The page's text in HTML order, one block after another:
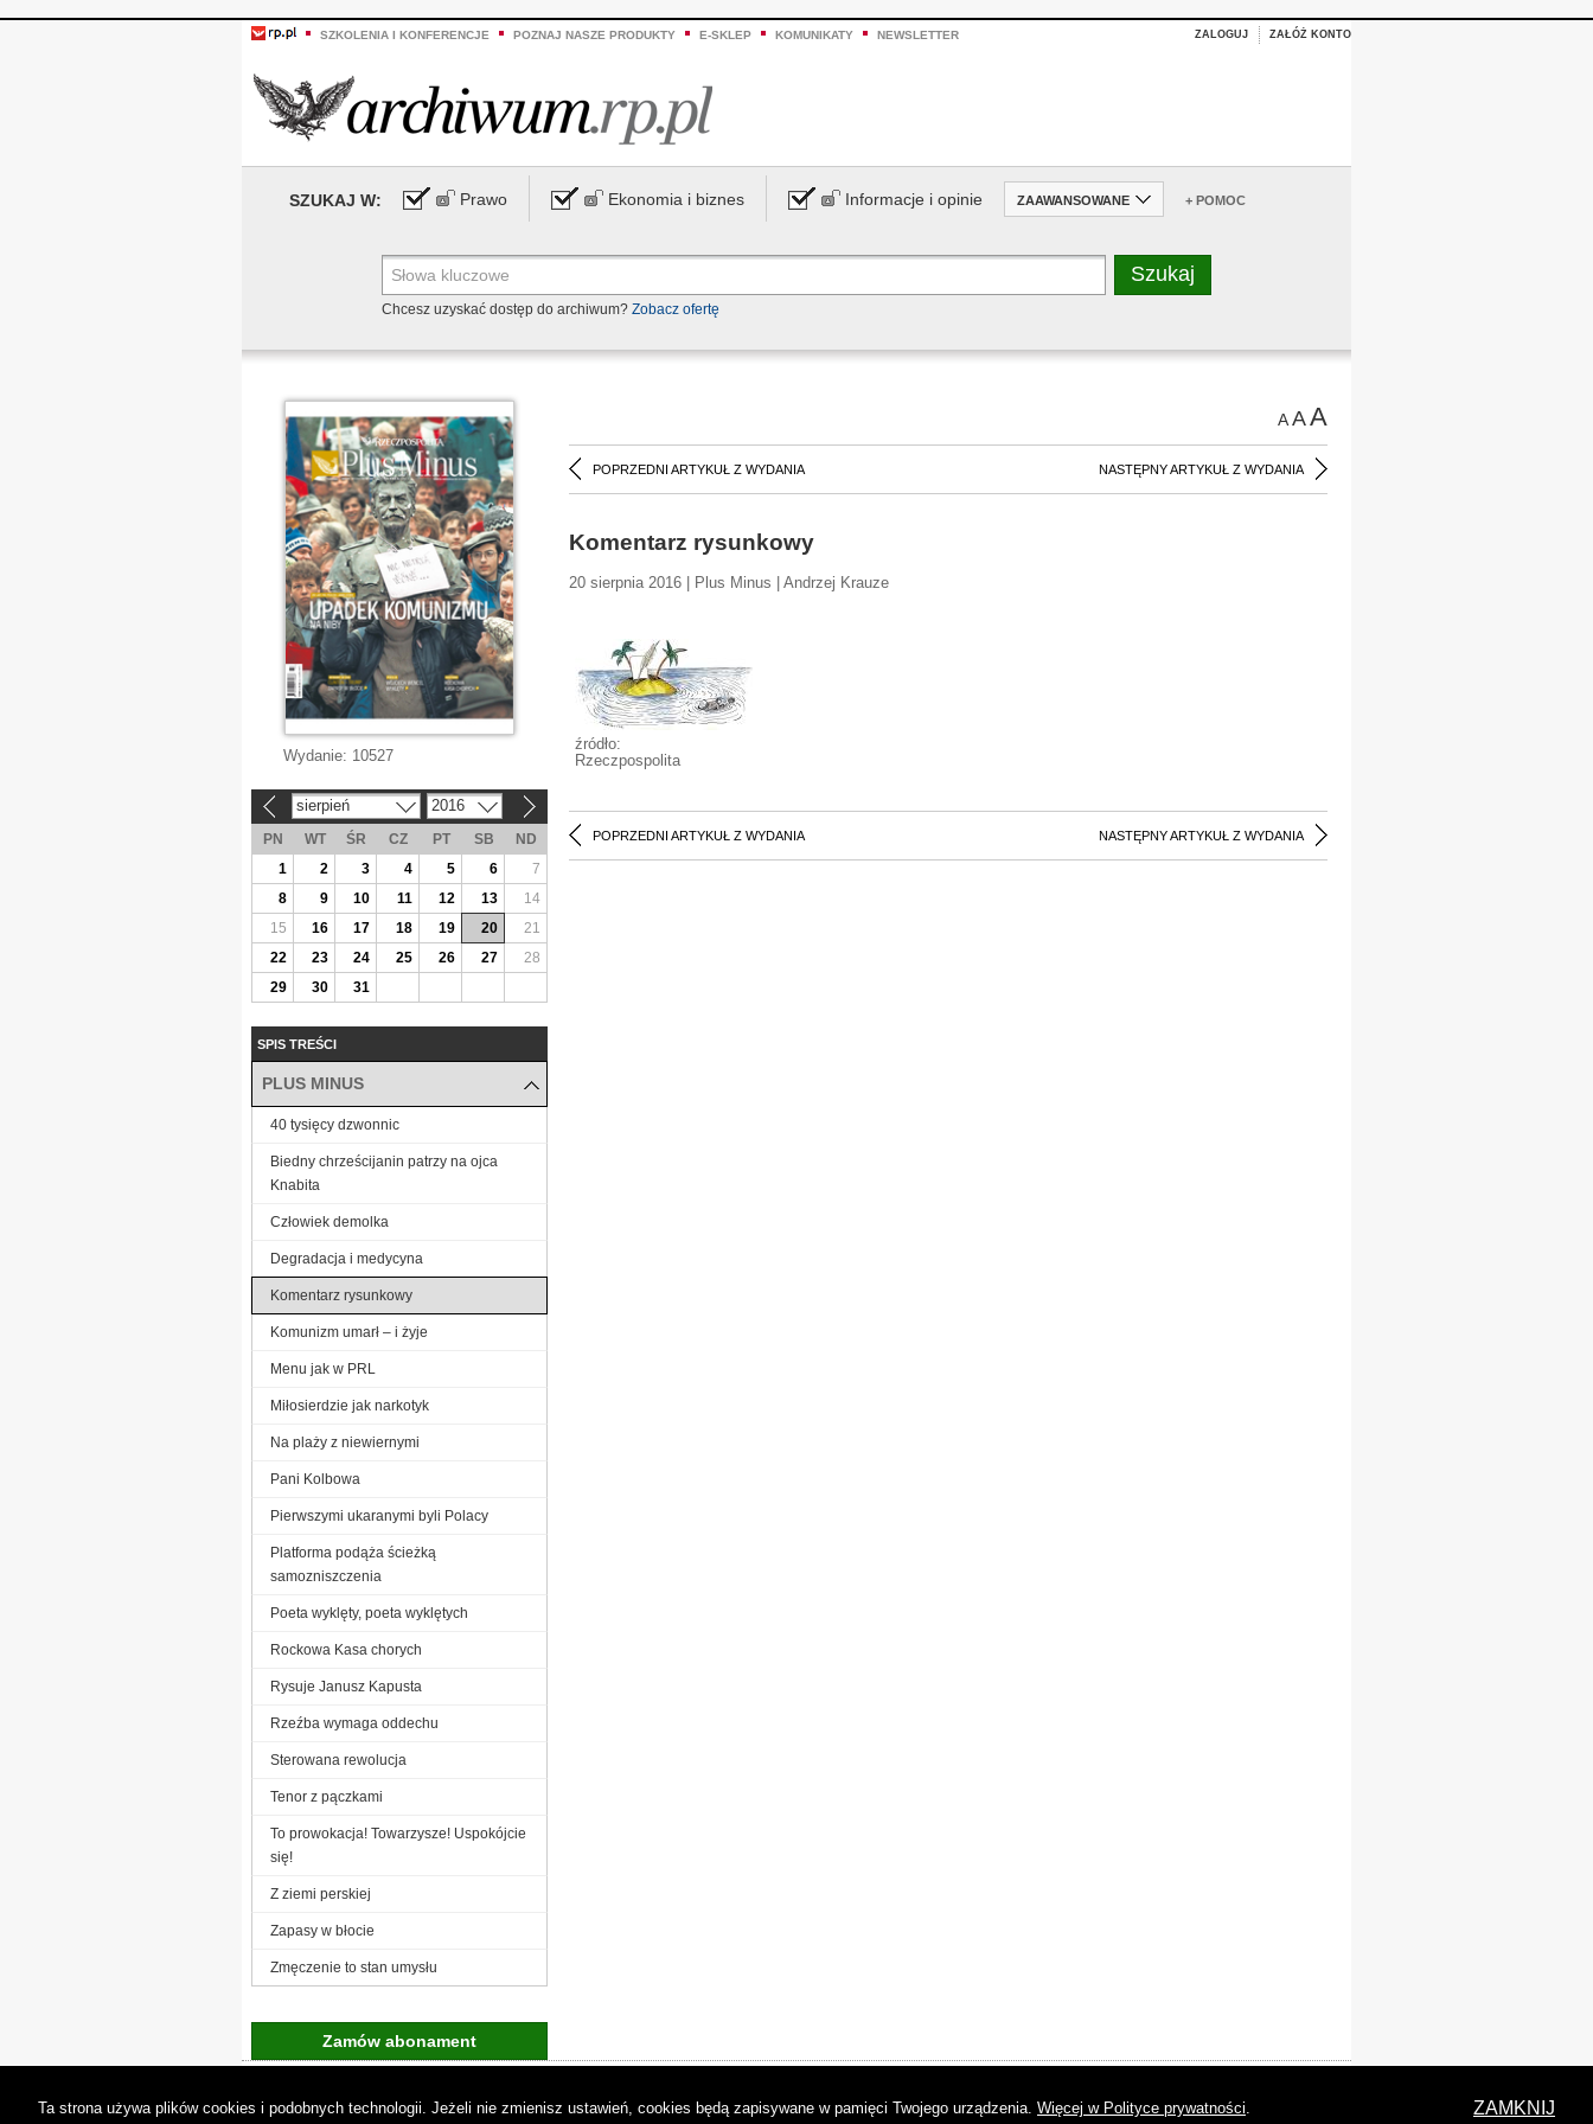
SZKOLENIA I KONFERENCJE POZNAJ NASZE PRODUKTY E-SKLEP KOMUNIKATY NEWSLETTER ZALOGUJ ZAŁÓŻ KONTO
SZUKAJ W: Prawo Ekonomia i biznes Informacje i opinie ZAAWANSOWANE + POMOC
Chcesz uzyskać dostęp do archiwum? Zobacz ofertę
AAA
POPRZEDNI ARTYKUŁ Z WYDANIA NASTĘPNY ARTYKUŁ Z WYDANIA
Komentarz rysunkowy
20 sierpnia 2016 | Plus Minus | Andrzej Krauze
źródło:
Rzeczpospolita
POPRZEDNI ARTYKUŁ Z WYDANIA NASTĘPNY ARTYKUŁ Z WYDANIA
Wydanie: 10527
sierpień 2016
PN WT ŚR CZ PT SB
ND
1
2 3 4 5 6
7
8
9 10 11 12 13
14
15
16 17 18 19 20
21
22
23 24 25 26 27
28
29
30 31
SPIS TREŚCI
PLUS MINUS
40 tysięcy dzwonnic
Biedny chrześcijanin patrzy na ojca
Knabita
Człowiek demolka
Degradacja i medycyna
Komentarz rysunkowy
Komunizm umarł – i żyje
Menu jak w PRL
Miłosierdzie jak narkotyk
Na plaży z niewiernymi
Pani Kolbowa
Pierwszymi ukaranymi byli Polacy
Platforma podąża ścieżką
samozniszczenia
Poeta wyklęty, poeta wyklętych
Rockowa Kasa chorych
Rysuje Janusz Kapusta
Rzeźba wymaga oddechu
Sterowana rewolucja
Tenor z pączkami
To prowokacja! Towarzysze! Uspokójcie
się!
Z ziemi perskiej
Zapasy w błocie
Zmęczenie to stan umysłu
Zamów abonament
Ta strona używa plików cookies i podobnych technologii. Jeżeli nie zmienisz ustawień, cookies będą zapisywane w pamięci Twojego urządzenia. Więcej w Polityce prywatności. ZAMKNIJ